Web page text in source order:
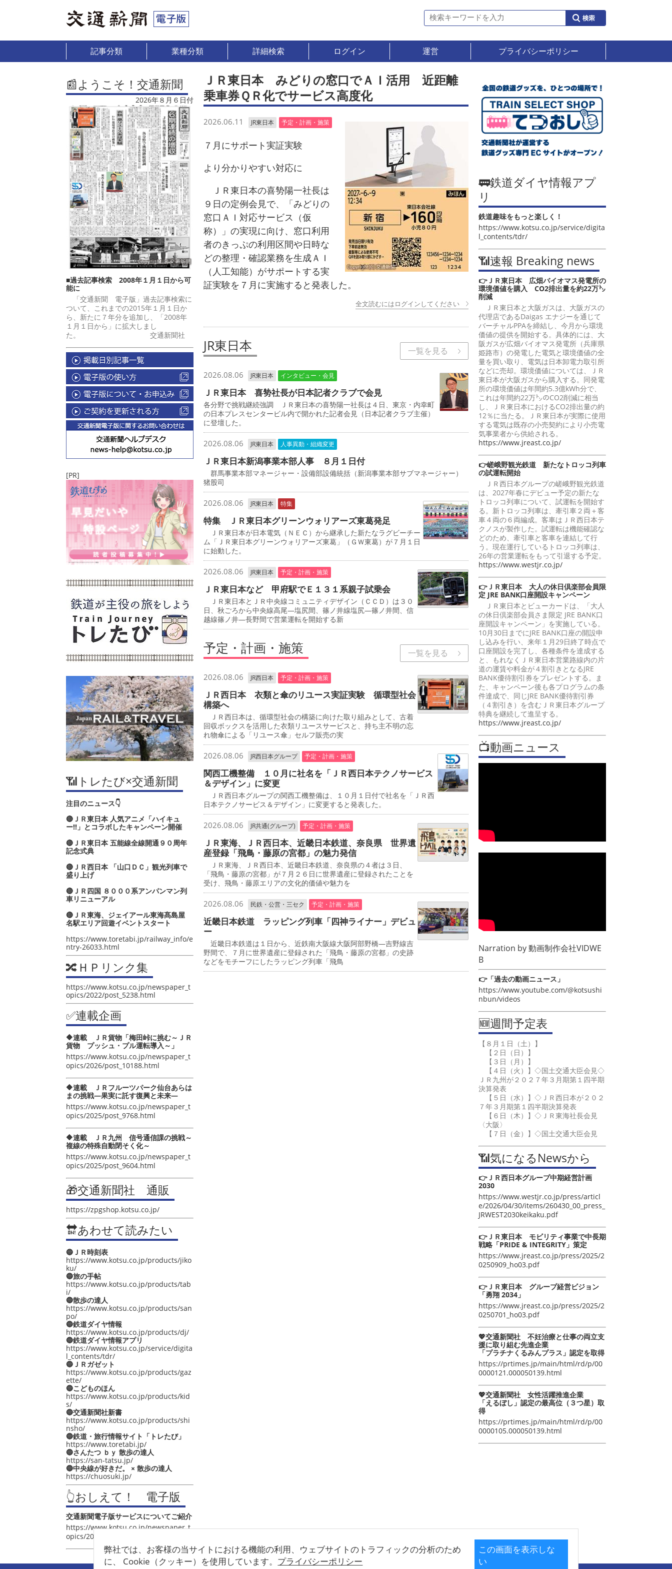
記事分類 業種分類 詳細検索 ログイン 運営 プライバシーポリシー
弊社では、お客様の当サイトにおける機能の利用、ウェブサイトのトラフィックの分析のため
に、 Cookie（クッキー）を使用しています。 プライバシーポリシー
この画面を表示しな
い
📰ようこそ！交通新聞
2026年８月６日付
■過去記事検索 2008年１月１日から可
能に
「交通新聞 電子版」過去記事検索に
ついて、これまでの2015年１月１日か
ら、新たに７年分を追加し、「2008年
１月１日から」に拡大しまし
た。 交通新聞社
[PR]
📶トレたび×交通新聞
注目のニュース👇
🔴ＪＲ東日本 人気アニメ「ハイキュ
ー‼」とコラボしたキャンペーン開催
🔴ＪＲ東日本 五能線全線開通９０周年
記念式典
🔴ＪＲ西日本 「山口ＤＣ」観光列車で
盛り上げ
🔴ＪＲ四国 ８０００系アンパンマン列
車リニューアル
🔴ＪＲ東海、ジェイアール東海髙島屋
名駅エリア回遊イベントスタート
https://www.toretabi.jp/railway_info/e
ntry-26033.html
🔀ＨＰリンク集
https://www.kotsu.co.jp/newspaper_t
opics/2022/post_5238.html
✅連載企画
🔶連載 ＪＲ貨物「梅田峠に挑む～ＪＲ
貨物 プッシュ・プル運転導入～」
https://www.kotsu.co.jp/newspaper_t
opics/2026/post_10188.html
🔶連載 ＪＲフルーツパーク仙台あらは
まの挑戦―果実に託す復興と未来―
https://www.kotsu.co.jp/newspaper_t
opics/2025/post_9768.html
🔶連載 ＪＲ九州 信号通信課の挑戦～
複線の特殊自動閉そく化～
https://www.kotsu.co.jp/newspaper_t
opics/2025/post_9604.html
🎁交通新聞社 通販
https://zpgshop.kotsu.co.jp/
🔛あわせて読みたい
🔵ＪＲ時刻表
https://www.kotsu.co.jp/products/jiko
ku/
🔵旅の手帖
https://www.kotsu.co.jp/products/tab
i/
🔵散歩の達人
https://www.kotsu.co.jp/products/san
po/
🔵鉄道ダイヤ情報
https://www.kotsu.co.jp/products/dj/
🔵鉄道ダイヤ情報アプリ
https://www.kotsu.co.jp/service/digita
l_contents/tdr/
🔵ＪＲガゼット
https://www.kotsu.co.jp/products/gaz
ette/
🔵こどものほん
https://www.kotsu.co.jp/products/kid
s/
🔵交通新聞社新書
https://www.kotsu.co.jp/products/shi
nsho/
🔵鉄道・旅行情報サイト「トレたび」
https://www.toretabi.jp/
🔵さんたつ ｂｙ 散歩の達人
https://san-tatsu.jp/
🔵中央線が好きだ。 × 散歩の達人
https://chuosuki.jp/
👆おしえて！ 電子版
交通新聞電子版サービスについてご紹介
https://www.kotsu.co.jp/newspaper_t
opics/2021/post_4048.html
ＪＲ東日本 みどりの窓口でＡＩ活用 近距離
乗車券ＱＲ化でサービス高度化
2026.06.11 JR東日本 予定・計画・施策
７月にサポート実証実験
より分かりやすい対応に
ＪＲ東日本の喜㔟陽一社長は
９日の定例会見で、「みどりの
窓口ＡＩ対応サービス（仮
称）」の実現に向け、窓口利用
者のきっぷの利用区間や日時な
どの整理・確認業務を生成ＡＩ
（人工知能）がサポートする実
証実験を７月に実施すると発表した。
全文読むにはログインしてください
JR東日本 一覧を見る
2026.08.06 JR東日本 インタビュー・会見
ＪＲ東日本 喜㔟社長が日本記者クラブで会見
各分野で挑戦継続強調 ＪＲ東日本の喜㔟陽一社長は４日、東京・内幸町
の日本プレスセンタービル内で開かれた記者会見（日本記者クラブ主催）
に登壇した。
2026.08.06 JR東日本 人事異動・組織変更
ＪＲ東日本新潟事業本部人事 ８月１日付
群馬事業本部マネージャー・設備部設備統括（新潟事業本部サブマネージャー）
猪股司
2026.08.06 JR東日本 特集
特集 ＪＲ東日本グリーンウォリアーズ東葛発足
ＪＲ東日本が日本電気（ＮＥＣ）から継承した新たなラグビーチー
ム「ＪＲ東日本グリーンウォリアーズ東葛」（ＧＷ東葛）が７月１日
に始動した。
2026.08.06 JR東日本 予定・計画・施策
ＪＲ東日本など 甲府駅でＥ１３１系親子試乗会
ＪＲ東日本とＪＲ中央線コミュニティデザイン（ＣＣＤ）は３０
日、秋ごろから中央線高尾―塩尻間、篠ノ井線塩尻―篠ノ井間、信
越線篠ノ井―長野間で営業運転を開始する新
予定・計画・施策 一覧を見る
2026.08.06 JR西日本 予定・計画・施策
ＪＲ西日本 衣類と傘のリユース実証実験 循環型社会
構築へ
ＪＲ西日本は、循環型社会の構築に向けた取り組みとして、古着
回収ボックスを活用した衣類リユースサービスと、持ち主不明の忘
れ物傘による「リユース傘」セルフ販売の実
2026.08.06 JR西日本グループ 予定・計画・施策
関西工機整備 １０月に社名を「ＪＲ西日本テクノサービス
＆デザイン」に変更
ＪＲ西日本グループの関西工機整備は、１０月１日付で社名を「ＪＲ西
日本テクノサービス＆デザイン」に変更すると発表した。
2026.08.06 JR共通(グループ) 予定・計画・施策
ＪＲ東海、ＪＲ西日本、近畿日本鉄道、奈良県 世界遺
産登録「飛鳥・藤原の宮都」の魅力発信
ＪＲ東海、ＪＲ西日本、近畿日本鉄道、奈良県の４者は３日、
「飛鳥・藤原の宮都」が７月２６日に世界遺産に登録されたことを
受け、飛鳥・藤原エリアの文化的価値や魅力を
2026.08.06 民鉄・公営・三セク 予定・計画・施策
近畿日本鉄道 ラッピング列車「四神ライナー」デビュ
ー
近畿日本鉄道は１日から、近鉄南大阪線大阪阿部野橋―吉野線吉
野間で、７月に世界遺産に登録された「飛鳥・藤原の宮都」の史跡
などをモチーフにしたラッピング列車「飛鳥
🚃鉄道ダイヤ情報アプ
リ
鉄道趣味をもっと楽しく！
https://www.kotsu.co.jp/service/digita
l_contents/tdr/
📶速報 Breaking news
👉ＪＲ東日本 広畑バイオマス発電所の
環境価値を購入 CO2排出量を約22万㌧
削減
ＪＲ東日本と大阪ガスは、大阪ガスの
代理店であるDaigas エナジーを通じて
バーチャルPPAを締結し、今月から環境
価値の提供を開始する。具体的には、大
阪ガスが広畑バイオマス発電所（兵庫県
姫路市）の発電した電気と環境価値の全
量を買い取り、電気は日本卸電力取引所
などに売却。環境価値については、ＪＲ
東日本が大阪ガスから購入する。同発電
所の環境価値は年間約5.3億kWh分で、
これは年間約22万㌧のCO2削減に相当
し、ＪＲ東日本におけるCO2排出量の約
12％に当たる。ＪＲ東日本が実際に使用
する電気は既存の小売契約により小売電
気事業者から供給される。
https://www.jreast.co.jp/
👉嵯峨野観光鉄道 新たなトロッコ列車
の試運転開始
ＪＲ西日本グループの嵯峨野観光鉄道
は、2027年春にデビュー予定の新たな
トロッコ列車について、試運転を開始す
る。新トロッコ列車は、牽引車２両＋客
車４両の６両編成。客車はＪＲ西日本テ
クノスが製作した。試運転は機能確認な
どのため、牽引車と客車を連結して行
う。現在運行しているトロッコ列車は、
26年の営業運転をもって引退する予定。
https://www.westjr.co.jp/
👉ＪＲ東日本 大人の休日倶楽部会員限
定 JRE BANK口座開設キャンペーン
ＪＲ東日本とビューカードは、「大人
の休日倶楽部会員さま限定 JRE BANK口
座開設キャンペーン」を実施している。
10月30日までにJRE BANK口座の開設申
し込みを行い、来年１月29日終了時点で
口座開設を完了し、各種条件を達成する
と、もれなくＪＲ東日本営業路線内の片
道の運賃や料金が４割引きとなるJRE
BANK優待割引券をプレゼントする。ま
た、キャンペーン後も各プログラムの条
件達成で、同じJRE BANK優待割引券
（４割引き）を含むＪＲ東日本グループ
特典を継続して進呈する。
https://www.jreast.co.jp/
📺動画ニュース
Narration by動画制作会社VIDWE
B
👉「過去の動画ニュース」
https://www.youtube.com/@kotsushi
nbun/videos
🆕週間予定表
【８月１日（土）】
【２日（日）】
【３日（月）】
【４日（火）】◇国土交通大臣会見◇
ＪＲ九州が２０２７年３月期第１四半期
決算発表
【５日（水）】◇ＪＲ西日本が２０２
７年３月期第１四半期決算発表
【６日（木）】◇ＪＲ東海社長会見
〈大阪〉
【７日（金）】◇国土交通大臣会見
📶気になるNewsから
👉ＪＲ西日本グループ中期経営計画
2030
https://www.westjr.co.jp/press/articl
e/2026/04/30/items/260430_00_press_
JRWEST2030keikaku.pdf
👉ＪＲ東日本 モビリティ事業で中長期
戦略「PRIDE & INTEGRITY」策定
https://www.jreast.co.jp/press/2025/2
0250909_ho03.pdf
👉ＪＲ東日本 グループ経営ビジョン
「勇翔 2034」
https://www.jreast.co.jp/press/2025/2
0250701_ho03.pdf
💖交通新聞社 不妊治療と仕事の両立支
援に取り組む先進企業
「プラチナくるみんプラス」認定を取得
https://prtimes.jp/main/html/rd/p/00
0000121.000050139.html
💖交通新聞社 女性活躍推進企業
「えるぼし」認定の最高位（３つ星）取
得
https://prtimes.jp/main/html/rd/p/00
0000105.000050139.html